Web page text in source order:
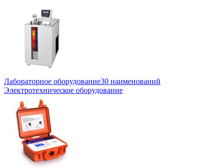
Лабораторное оборудование30 наименований
Электротехническое оборудование